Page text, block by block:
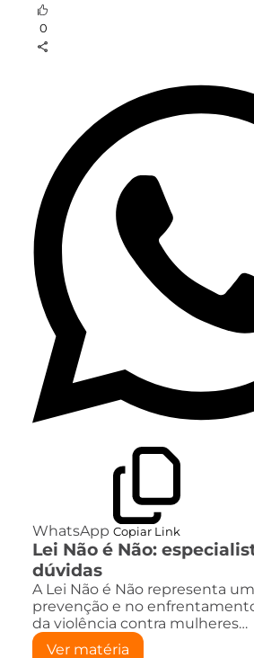
0
WhatsApp Copiar Link
Lei Não é Não:
dúvidas
A Lei Não é Não representa
prevenção e no
da violência contra mulheres…
Ver matéria